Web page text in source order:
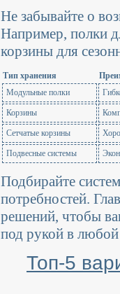
Не забывайте о
Например, полки
корзины для
Тип хранения
Модульные полки
Корзины
Сетчатые корзины
Подвесные системы
Подбирайте
потребностей.
решений, чтобы
под рукой в
Топ-5